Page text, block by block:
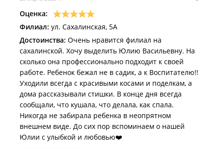
Оценка:
Филиал: ул. Сахалинская, 5А
Достоинства: Очень нравится филиал на
сахалинской. Хочу выделить Юлию Васильевну. На
сколько она профессионально подходит к своей
работе. Ребенок бежал не в садик, а к Воспитателю!!
Уходили всегда с красивыми косами и поделкам, а
дома рассказывали стишки. В конце дня всегда
сообщали, что кушала, что делала, как спала.
Никогда не забирала ребенка в неопрятном
внешнем виде. До сих пор вспоминаем о нашей
Юлии с улыбкой и любовью❤️